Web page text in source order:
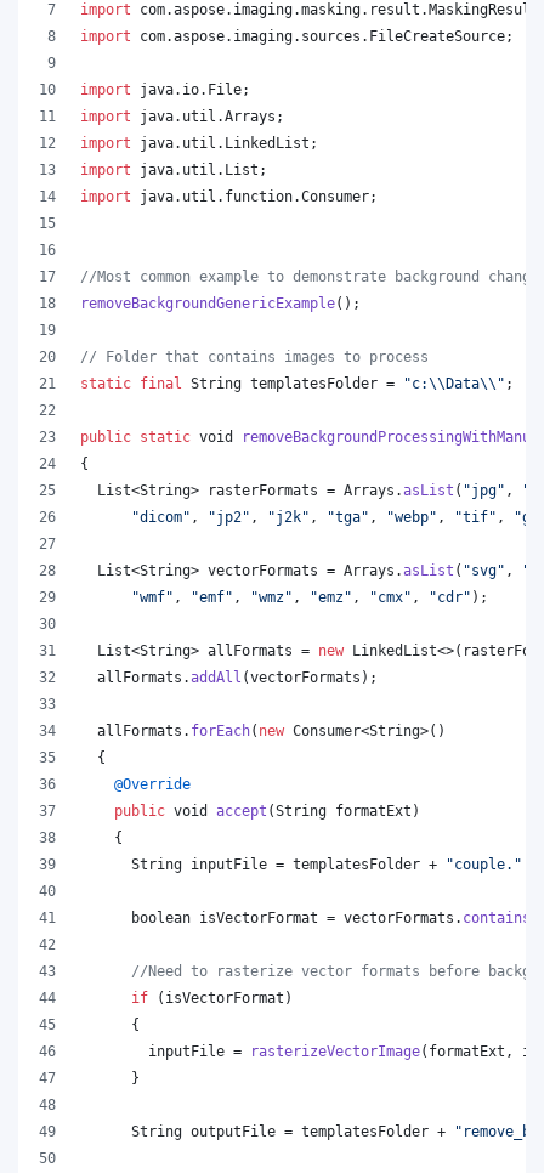
import
com.aspose. imaging.masking. result .MaskingResult
import
com.aspose. imaging. sources . FileCreateSource;
import java. io. File;
import
java. util .Arrays ;
import
java. util . LinkedList ;
import
java. util . List ;
import
java. util . function.Consumer;
//Most common example to demonstrate background
removeBackgroundGenericExample();
// Folder that contains images to process
static final String templatesFolder = "c:\\Data\\ " ;
public static void
{
List<String> rasterFormats = Arrays .asList ( "jpg" ,
"dicom" , "jp2" , "j2k" , "tga" , "webp" , "tif" ,
List<String> vectorFormats = Arrays .asList ( "svg" ,
"wmf" , "emf" , "wmz" , "emz" , "cmx" , "cdr" );
List<String> allFormats = new LinkedList<>(
allFormats .addAll (vectorFormats );
allFormats . forEach( new Consumer<String>()
  {
@Override
public void accept (String formatExt )
    {
String inputFile = templatesFolder + "couple."
boolean isVectorFormat = vectorFormats . contains
//Need to rasterize vector formats before
if ( isVectorFormat )
      {
inputFile = rasterizeVectorImage( formatExt ,
      }
String outputFile = templatesFolder +